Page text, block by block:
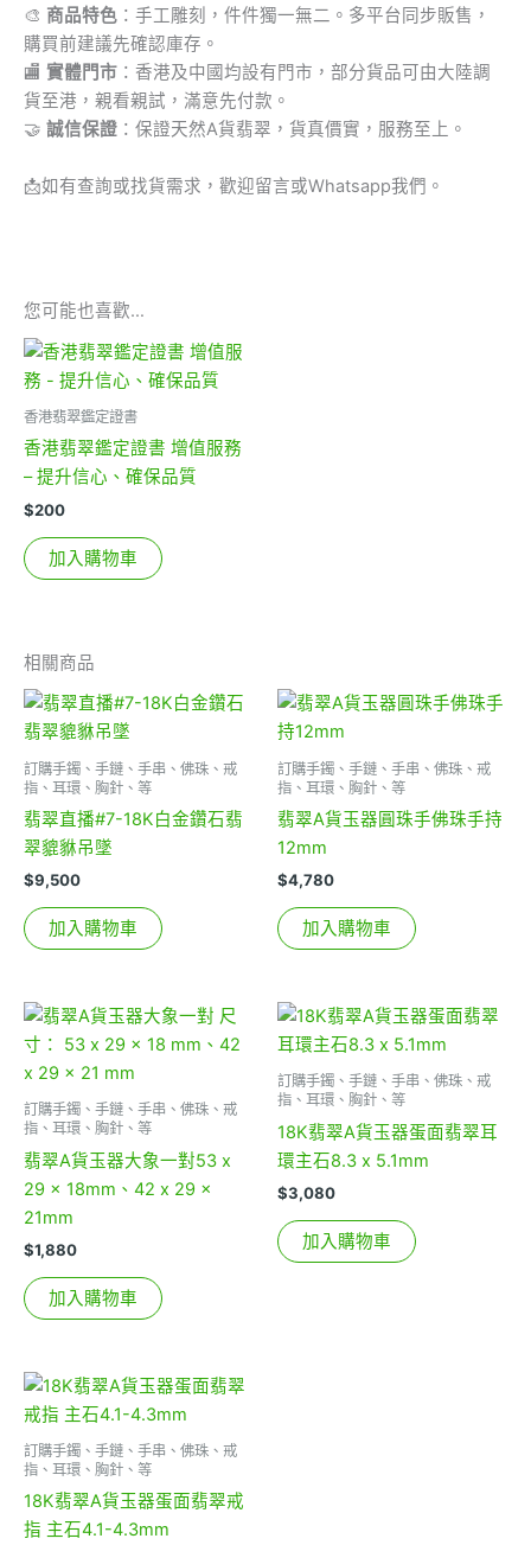
🎨 商品特色 ：手工雕刻，件件獨一無二。多平台同步販售，
購買前建議先確認庫存。
🏬 實體門市 ：香港及中國均設有門市，部分貨品可由大陸調
貨至港，親看親試，滿意先付款。
🤝 誠信保證 ：保證天然A貨翡翠，貨真價實，服務至上。
📩如有查詢或找貨需求，歡迎留言或Whatsapp我們。
您可能也喜歡…
香港翡翠鑑定證書
香港翡翠鑑定證書 增值服務
– 提升信心、確保品質
$200
加入購物車
相關商品
訂購手鐲、手鏈、手串、佛珠、戒
指、耳環、胸針、等
翡翠直播#7-18K白金鑽石翡
翠貔貅吊墜
$9,500
加入購物車
訂購手鐲、手鏈、手串、佛珠、戒
指、耳環、胸針、等
翡翠A貨玉器圓珠手佛珠手持
12mm
$4,780
加入購物車
訂購手鐲、手鏈、手串、佛珠、戒
指、耳環、胸針、等
翡翠A貨玉器大象一對53 x
29 x 18mm、42 x 29 x
21mm
$1,880
加入購物車
訂購手鐲、手鏈、手串、佛珠、戒
指、耳環、胸針、等
18K翡翠A貨玉器蛋面翡翠耳
環主石8.3 x 5.1mm
$3,080
加入購物車
訂購手鐲、手鏈、手串、佛珠、戒
指、耳環、胸針、等
18K翡翠A貨玉器蛋面翡翠戒
指 主石4.1-4.3mm